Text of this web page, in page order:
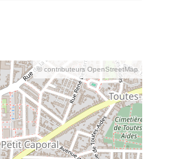
© contributeurs OpenStreetMap